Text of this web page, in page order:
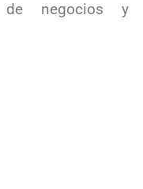
de negocios y